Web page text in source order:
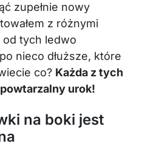
zupełnie nowy
z różnymi
od tych ledwo
nieco dłuższe, które
co? Każda z tych
urok!
na boki jest